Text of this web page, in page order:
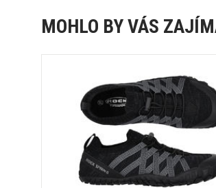
MOHLO BY VÁS